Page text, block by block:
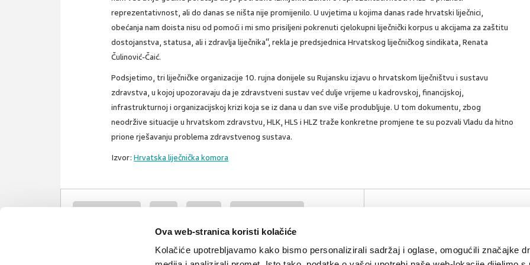
Ova web-stranica koristi kolačiće
Kolačiće upotrebljavamo kako bismo personalizirali sadržaj i oglase, omogućili značajke
reprezentativnost, ali do danas se ništa nije promijenilo. U uvjetima u kojima danas rade hrvatski liječnici,
obećanja nam doista nisu od pomoći i mi smo prisiljeni pokrenuti cjelokupni liječnički korpus u akcijama za zaštitu
dostojanstva, statusa, ali i zdravlja liječnika“, rekla je predsjednica Hrvatskog liječničkog sindikata, Renata
Čulinović-Čaić.
Podsjetimo, tri liječničke organizacije 10. rujna donijele su Rujansku izjavu o hrvatskom liječništvu i sustavu
zdravstva, u kojoj upozoravaju da je zdravstveni sustav već dulje vrijeme u kadrovskoj, financijskoj,
infrastrukturnoj i organizacijskoj krizi koja se iz dana u dan sve više produbljuje. U tom dokumentu, zbog
neodržive situacije u hrvatskom zdravstvu, HLK, HLS i HLZ traže konkretne promjene te su pozvali Vladu da hitno
prione rješavanju problema zdravstvenog sustava.
Izvor:Hrvatska liječnička komora
zdravstveni sustav vlada komora sindikati u zdravstvu
zbor